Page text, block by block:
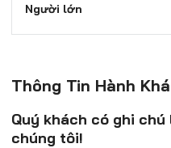
Người lớn
Thông Tin Hành
Quý khách có ghi
chúng tôi!